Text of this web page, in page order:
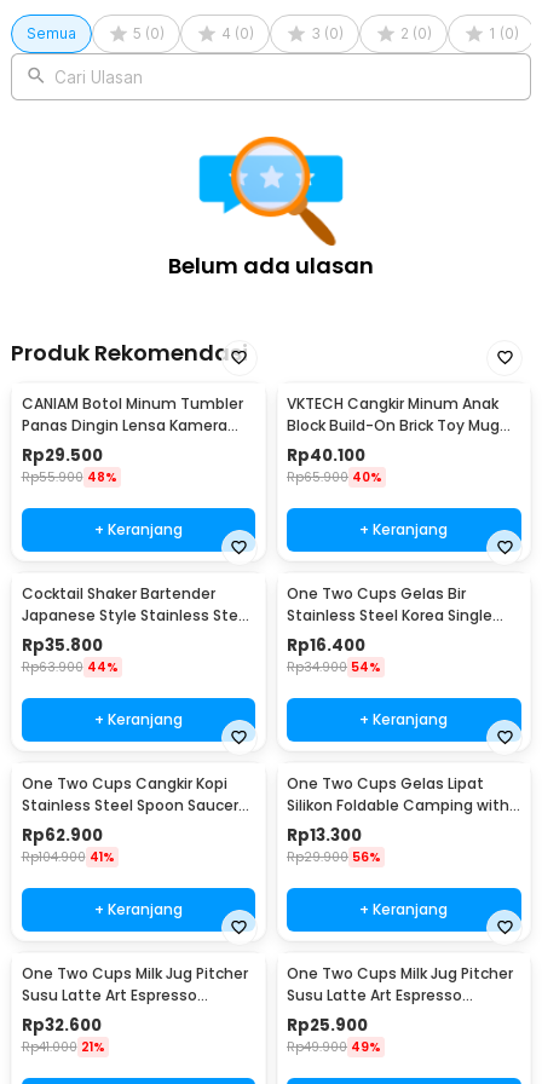
Kelengkapan Produk
Rincian yang Anda dapatkan untuk pembelian produk ini:
1 x One Two Cups Gelas Kaca Aesthetic Kopi Teh Mountain
Shape Glass - KT010
Semua 5 (0) 4 (0) 3 (0) 2 (0) 1 (0)
Cari Ulasan
Belum ada ulasan
Produk Rekomendasi
CANIAM Botol Minum Tumbler
Panas Dingin Lensa Kamera
24-105mm 400ml
Rp29.500
Rp55.900 48%
+ Keranjang
VKTECH Cangkir Minum Anak
Block Build-On Brick Toy Mug
350ml - 936SN
Rp40.100
Rp65.900 40%
+ Keranjang
Cocktail Shaker Bartender
Japanese Style Stainless Steel
200ml
Rp35.800
Rp63.900 44%
+ Keranjang
One Two Cups Gelas Bir
Stainless Steel Korea Single
Wall Glass 180ml - J070
Rp16.400
Rp34.900 54%
+ Keranjang
One Two Cups Cangkir Kopi
Stainless Steel Spoon Saucer
Cup 120ml - 201
Rp62.900
Rp104.900 41%
+ Keranjang
One Two Cups Gelas Lipat
Silikon Foldable Camping with
Strap 200ml - F120
Rp13.300
Rp29.900 56%
+ Keranjang
One Two Cups Milk Jug Pitcher
Susu Latte Art Espresso
Stainless Steel 350ml - J068
Rp32.600
Rp41.000 21%
One Two Cups Milk Jug Pitcher
Susu Latte Art Espresso
Stainless Steel 150ml - J068
Rp25.900
Rp49.900 49%